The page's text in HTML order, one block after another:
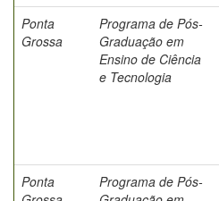
Ponta
Grossa
Programa de Pós-
Graduação em
Ensino de Ciência
e Tecnologia
Ponta
Programa de Pós-